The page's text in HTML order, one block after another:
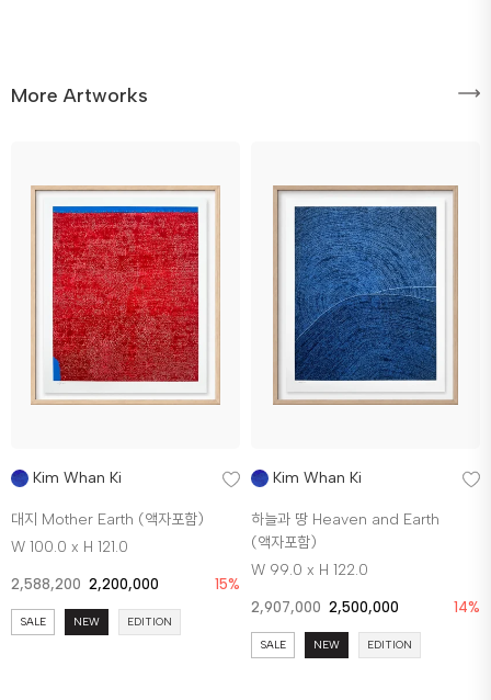
More Artworks
Kim Whan Ki
대지 Mother Earth (액자포함)
W 100.0 x H 121.0
2,588,200 2,200,000 15%
SALE NEW EDITION
Kim Whan Ki
하늘과 땅 Heaven and Earth
(액자포함)
W 99.0 x H 122.0
2,907,000 2,500,000 14%
SALE NEW EDITION